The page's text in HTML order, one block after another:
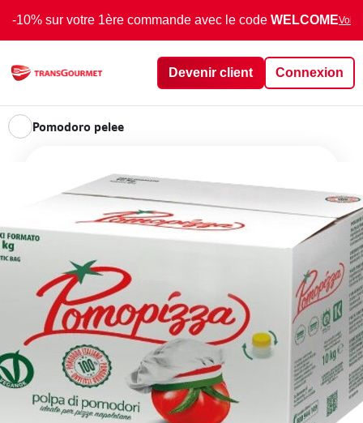
-10% sur votre 1ère commande avec le code WELCOMEVoir
Devenir client Connexion
Pomodoro pelee